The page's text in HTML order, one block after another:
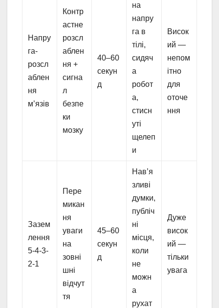
Напру
га-
розсл
аблен
ня
м’язів
Контр
астне
розсл
аблен
ня +
сигна
л
безпе
ки
мозку
40–60
секун
д
на
напру
га в
тілі,
сидяч
а
робот
а,
стисн
уті
щелеп
и
Висок
ий —
непом
ітно
для
оточе
ння
Зазем
лення
5-4-3-
2-1
Пере
микан
ня
уваги
на
зовні
шні
відчут
тя
45–60
секун
д
Нав’я
зливі
думки,
публіч
ні
місця,
коли
не
можн
а
рухат
Дуже
висок
ий —
тільки
увага